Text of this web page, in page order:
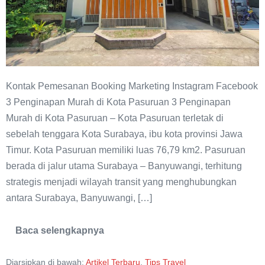
Kontak Pemesanan Booking Marketing Instagram Facebook
3 Penginapan Murah di Kota Pasuruan 3 Penginapan
Murah di Kota Pasuruan – Kota Pasuruan terletak di
sebelah tenggara Kota Surabaya, ibu kota provinsi Jawa
Timur. Kota Pasuruan memiliki luas 76,79 km2. Pasuruan
berada di jalur utama Surabaya – Banyuwangi, terhitung
strategis menjadi wilayah transit yang menghubungkan
antara Surabaya, Banyuwangi, […]
Baca selengkapnya
3
di
Diarsipkan di bawah: Artikel Terbaru, Tips Travel